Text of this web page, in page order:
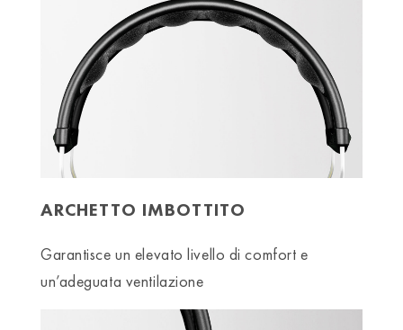
ARCHETTO IMBOTTITO
Garantisce un elevato livello di comfort e
un’adeguata ventilazione